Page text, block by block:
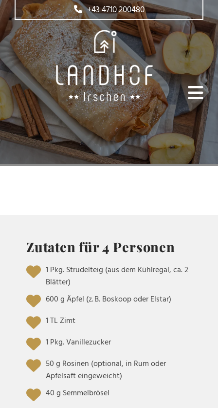
+43 4710 200480
Zutaten für 4 Personen
1 Pkg. Strudelteig (aus dem Kühlregal, ca. 2
Blätter)
600 g Äpfel (z. B. Boskoop oder Elstar)
1 TL Zimt
1 Pkg. Vanillezucker
50 g Rosinen (optional, in Rum oder
Apfelsaft eingeweicht)
40 g Semmelbrösel